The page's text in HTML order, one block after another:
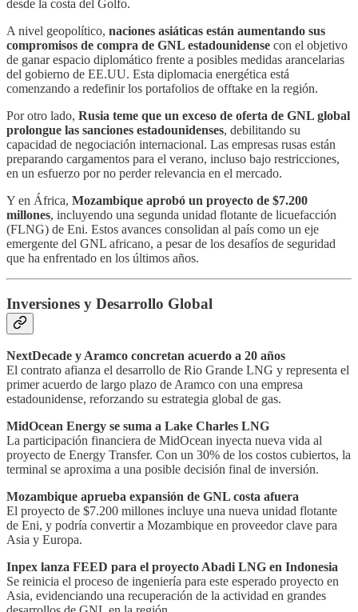
desde la costa del Golfo.
A nivel geopolítico, naciones asiáticas están aumentando sus
compromisos de compra de GNL estadounidense con el objetivo
de ganar espacio diplomático frente a posibles medidas arancelarias
del gobierno de EE.UU. Esta diplomacia energética está
comenzando a redefinir los portafolios de offtake en la región.
Por otro lado, Rusia teme que un exceso de oferta de GNL global
prolongue las sanciones estadounidenses, debilitando su
capacidad de negociación internacional. Las empresas rusas están
preparando cargamentos para el verano, incluso bajo restricciones,
en un esfuerzo por no perder relevancia en el mercado.
Y en África, Mozambique aprobó un proyecto de $7.200
millones, incluyendo una segunda unidad flotante de licuefacción
(FLNG) de Eni. Estos avances consolidan al país como un eje
emergente del GNL africano, a pesar de los desafíos de seguridad
que ha enfrentado en los últimos años.
Inversiones y Desarrollo Global
NextDecade y Aramco concretan acuerdo a 20 años
El contrato afianza el desarrollo de Rio Grande LNG y representa el
primer acuerdo de largo plazo de Aramco con una empresa
estadounidense, reforzando su estrategia global de gas.
MidOcean Energy se suma a Lake Charles LNG
La participación financiera de MidOcean inyecta nueva vida al
proyecto de Energy Transfer. Con un 30% de los costos cubiertos, la
terminal se aproxima a una posible decisión final de inversión.
Mozambique aprueba expansión de GNL costa afuera
El proyecto de $7.200 millones incluye una nueva unidad flotante
de Eni, y podría convertir a Mozambique en proveedor clave para
Asia y Europa.
Inpex lanza FEED para el proyecto Abadi LNG en Indonesia
Se reinicia el proceso de ingeniería para este esperado proyecto en
Asia, evidenciando una recuperación de la actividad en grandes